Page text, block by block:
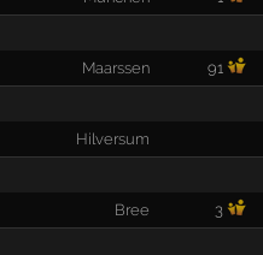
Maarssen 91
Hilversum
Bree 3